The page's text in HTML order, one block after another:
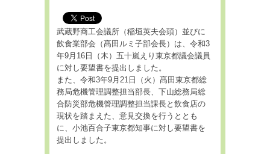
武蔵野商工会議所（稲垣英夫会頭）並びに
飲食業部会（髙田ルミ子部会長）は、令和3
年9月16日（木）五十嵐えり東京都議会議員
に対し要望書を提出しました。
また、令和3年9月21日（火）髙田東京都総
務局危機管理調整担当部長、下山総務局総
合防災部危機管理調整担当課長と飲食店の
現状を踏まえた、意見交換を行うととも
に、小池百合子東京都知事に対し要望書を
提出しました。